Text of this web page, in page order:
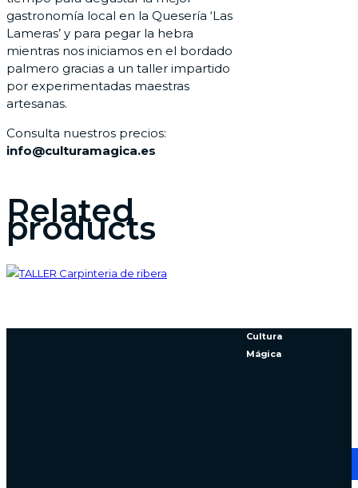
gastronomía local en la Quesería ‘Las
Lameras’ y para pegar la hebra
mientras nos iniciamos en el bordado
palmero gracias a un taller impartido
por experimentadas maestras
artesanas.
Consulta nuestros precios:
info@culturamagica.es
Related
products
Cultura
Mágica